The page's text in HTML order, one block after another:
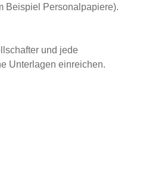
Beispiel Personalpapiere).
und jede
Unterlagen einreichen.